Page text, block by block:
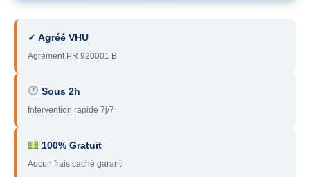
92– Hauts-de-Seine
93 – Seine-Saint-Denis
94– Val-de-Marne
95 – Val d’Oise
– Essonne
89 – Yonne
✓ Agréé VHU
Agrément PR 920001 B
Sous 2h
Intervention rapide 7j/7
100% Gratuit
Aucun frais caché garanti